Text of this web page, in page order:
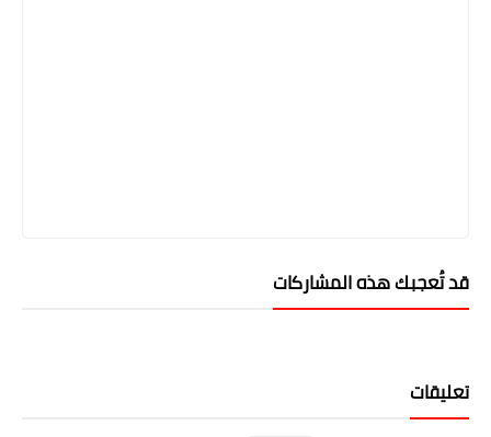
قد تُعجبك هذه المشاركات
تعليقات